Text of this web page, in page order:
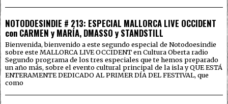
NOTODOESINDIE # 213: ESPECIAL MALLORCA LIVE OCCIDENT
con CARMEN y MARÍA, DMASSO y STANDSTILL
Bienvenida, bienvenido a este segundo especial de Notodoesindie
sobre este MALLORCA LIVE OCCIDENT en Cultura Oberta radio
Segundo programa de los tres especiales que te hemos preparado
un año más, sobre el evento cultural principal de la isla y QUE ESTÁ
ENTERAMENTE DEDICADO AL PRIMER DÍA DEL FESTIVAL, que
como